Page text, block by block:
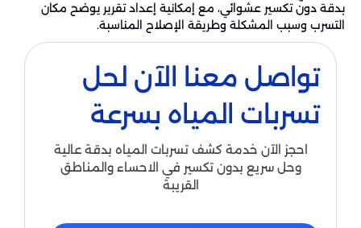
بدقة دون تكسير عشوائي، مع إمكانية إعداد تقرير يوضح مكان
التسرب وسبب المشكلة وطريقة الإصلاح المناسبة.
تواصل معنا الآن لحل
تسربات المياه بسرعة
احجز الآن خدمة كشف تسربات المياه بدقة عالية
وحل سريع بدون تكسير في الاحساء والمناطق
القريبة